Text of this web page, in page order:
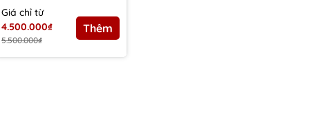
xử lý kỹ càng,...
Giá chỉ từ
4.500.000₫
5.500.000₫
Thêm